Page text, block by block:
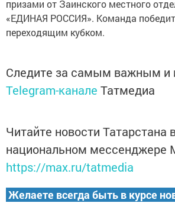
призами от Заинского местного
«ЕДИНАЯ РОССИЯ». Команда
переходящим кубком.
Следите за самым важным и
Telegram-канале Татмедиа
Читайте новости Татарстана
национальном мессенджере
https://max.ru/tatmedia
Желаете всегда быть в курсе